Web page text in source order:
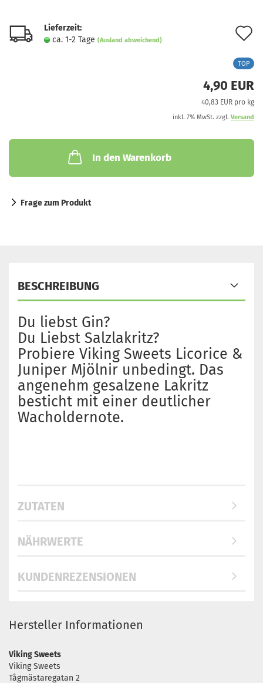
Lieferzeit:
ca. 1-2 Tage (Ausland abweichend)
TOP
4,90 EUR
40,83 EUR pro kg
inkl. 7% MwSt. zzgl. Versand
In den Warenkorb
Frage zum Produkt
BESCHREIBUNG
Du liebst Gin?
Du Liebst Salzlakritz?
Probiere Viking Sweets Licorice &
Juniper Mjölnir unbedingt. Das
angenehm gesalzene Lakritz
besticht mit einer deutlicher
Wacholdernote.
ZUTATEN
NÄHRWERTE
KUNDENREZENSIONEN
Hersteller Informationen
Viking Sweets
Viking Sweets
Tågmästaregatan 2